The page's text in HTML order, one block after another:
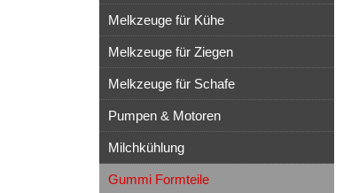
Melkzeuge für Kühe
Melkzeuge für Ziegen
Melkzeuge für Schafe
Pumpen & Motoren
Milchkühlung
Gummi Formteile